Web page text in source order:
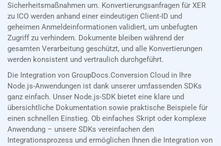
Sicherheitsmaßnahmen um. Konvertierungsanfragen für XER
zu ICO werden anhand einer eindeutigen Client-ID und
geheimen Anmeldeinformationen validiert, um unbefugten
Zugriff zu verhindern. Dokumente bleiben während der
gesamten Verarbeitung geschützt, und alle Konvertierungen
werden konsistent und vertraulich durchgeführt.
Die Integration von GroupDocs.Conversion Cloud in Ihre
Node.js-Anwendungen ist dank unserer umfassenden SDKs
ganz einfach. Unser Node.js-SDK bietet eine klare und
übersichtliche Dokumentation sowie praktische Beispiele für
einen schnellen Einstieg. Ob einfaches Skript oder komplexe
Anwendung – unsere SDKs vereinfachen den
Integrationsprozess und ermöglichen Ihnen die Integration von